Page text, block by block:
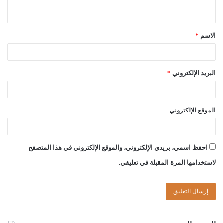
الاسم *
البريد الإلكتروني *
الموقع الإلكتروني
احفظ اسمي، بريدي الإلكتروني، والموقع الإلكتروني في هذا المتصفح
لاستخدامها المرة المقبلة في تعليقي.